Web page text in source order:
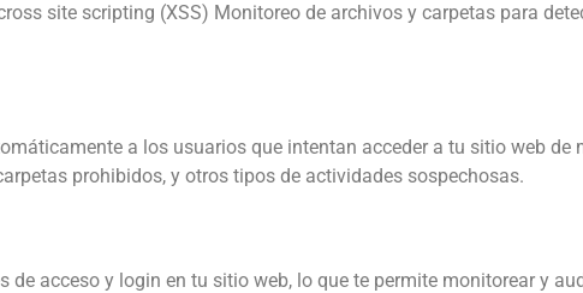
site scripting (XSS) Monitoreo de archivos y carpetas para
a los usuarios que intentan acceder a tu sitio web de
prohibidos, y otros tipos de actividades sospechosas.
acceso y login en tu sitio web, lo que te permite monitorear y